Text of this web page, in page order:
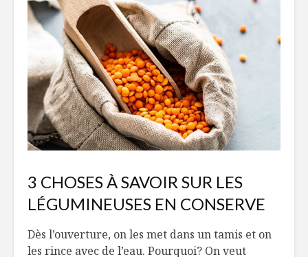
3 CHOSES À SAVOIR SUR LES
LÉGUMINEUSES EN CONSERVE
Dès l’ouverture, on les met dans un tamis et on
les rince avec de l’eau. Pourquoi? On veut